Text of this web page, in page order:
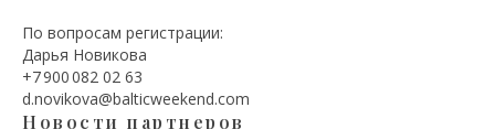
По вопросам регистрации:
Дарья Новикова
+7 900 082 02 63
d.novikova@balticweekend.com
Новости партнеров